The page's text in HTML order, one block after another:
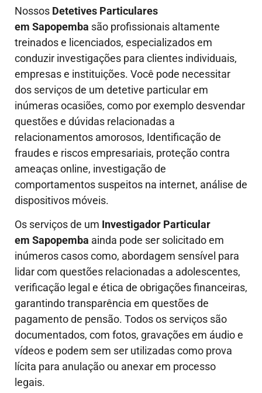
Nossos Detetives Particulares
em Sapopemba são profissionais altamente
treinados e licenciados, especializados em
conduzir investigações para clientes individuais,
empresas e instituições. Você pode necessitar
dos serviços de um detetive particular em
inúmeras ocasiões, como por exemplo desvendar
questões e dúvidas relacionadas a
relacionamentos amorosos, Identificação de
fraudes e riscos empresariais, proteção contra
ameaças online, investigação de
comportamentos suspeitos na internet, análise de
dispositivos móveis.
Os serviços de um Investigador Particular
em Sapopemba ainda pode ser solicitado em
inúmeros casos como, abordagem sensível para
lidar com questões relacionadas a adolescentes,
verificação legal e ética de obrigações financeiras,
garantindo transparência em questões de
pagamento de pensão. Todos os serviços são
documentados, com fotos, gravações em áudio e
vídeos e podem sem ser utilizadas como prova
lícita para anulação ou anexar em processo
legais.